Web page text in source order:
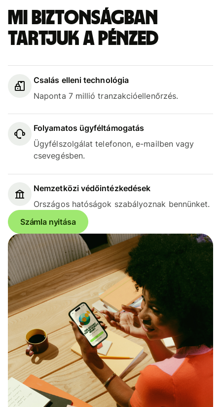
Mi biztonságban
tartjuk a pénzed
Csalás elleni technológia
Naponta 7 millió tranzakcióellenőrzés.
Folyamatos ügyféltámogatás
Ügyfélszolgálat telefonon, e-mailben vagy
csevegésben.
Nemzetközi védőintézkedések
Országos hatóságok szabályoznak bennünket.
Számla nyitása